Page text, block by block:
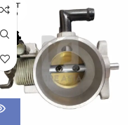
AGOT
ADO